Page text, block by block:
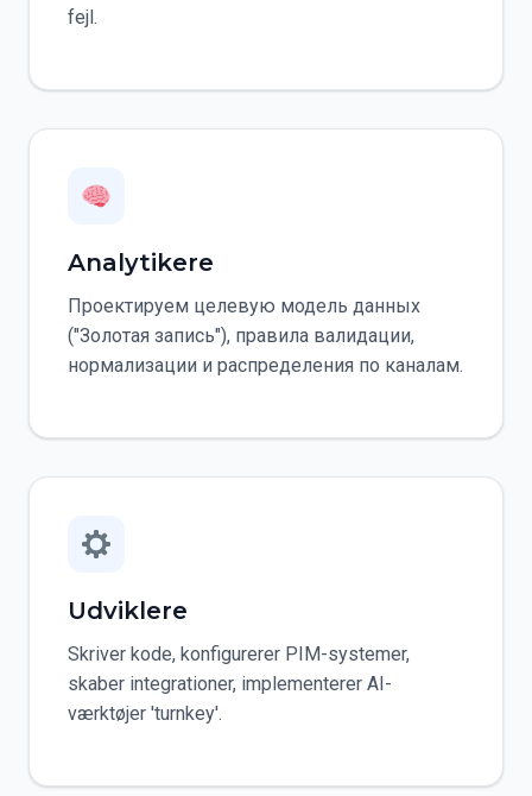
fejl.
Analytikere
Проектируем целевую модель данных
("Золотая запись"), правила валидации,
нормализации и распределения по каналам.
Udviklere
Skriver kode, konfigurerer PIM-systemer,
skaber integrationer, implementerer AI-
værktøjer 'turnkey'.